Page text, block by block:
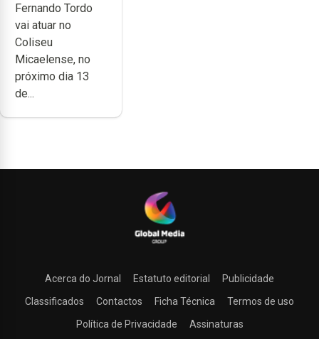
anos de
carreira no
Coliseu
Micaelense
Fernando Tordo
vai atuar no
Coliseu
Micaelense, no
próximo dia 13
de...
Acerca do Jornal Estatuto editorial
Publicidade
Classificados
Contactos Ficha Técnica
Termos de uso
Política de Privacidade
Assinaturas